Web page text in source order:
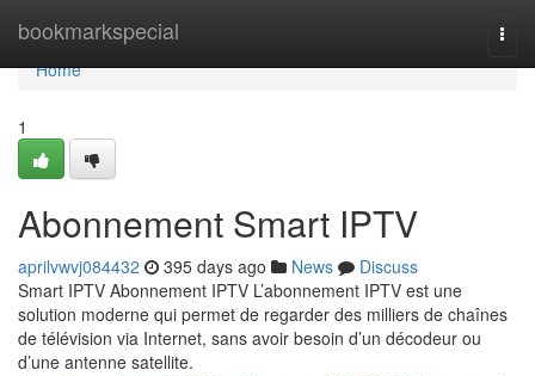
bookmarkspecial
Home
Home
1
Abonnement Smart IPTV
aprilvwvj084432 395 days ago News
Discuss
Smart IPTV Abonnement IPTV L’abonnement IPTV est une
solution moderne qui permet de regarder des milliers de chaînes
de télévision via Internet, sans avoir besoin d’un décodeur ou
d’une antenne satellite.